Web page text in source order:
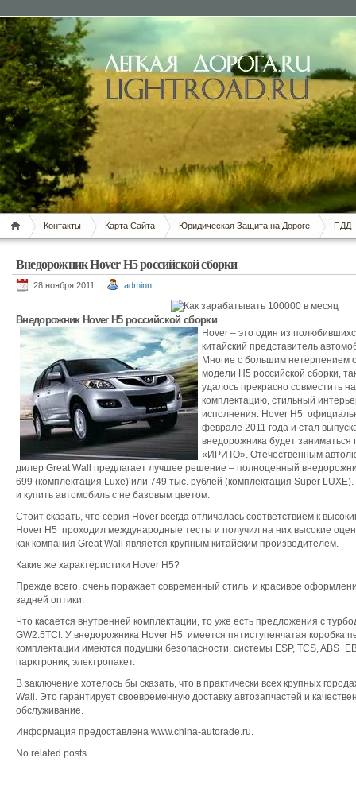
Контакты Карта Сайта Юридическая Защита на Дороге ПДД
Внедорожник Hover H5 российской сборки
28 ноября 2011 adminn
Внедорожник Hover H5 российской сборки
Hover – это один из
китайский представитель
Многие с большим нетерпением
модели Н5 российской сборки,
удалось прекрасно совместить
комплектацию, стильный
исполнения. Hover H5
феврале 2011 года и стал
внедорожника будет заниматься
«ИРИТО». Отечественным
дилер Great Wall предлагает лучшее решение – полноценный
699 (комплектация Luxe) или 749 тыс. рублей (комплектация Super
и купить автомобиль с не базовым цветом.
Стоит сказать, что серия Hover всегда отличалась соответствием к
Hover H5 проходил международные тесты и получил на них высокие
как компания Great Wall является крупным китайским производителем.
Какие же характеристики Hover H5?
Прежде всего, очень поражает современный стиль и красивое
задней оптики.
Что касается внутренней комплектации, то уже есть предложения с
GW2.5TCI. У внедорожника Hover H5 имеется пятиступенчатая коробка
комплектации имеются подушки безопасности, системы ESP, TCS,
парктроник, электропакет.
В заключение хотелось бы сказать, что в практически всех крупных
Wall. Это гарантирует своевременную доставку автозапчастей и
обслуживание.
Информация предоставлена www.china-autorade.ru.
No related posts.